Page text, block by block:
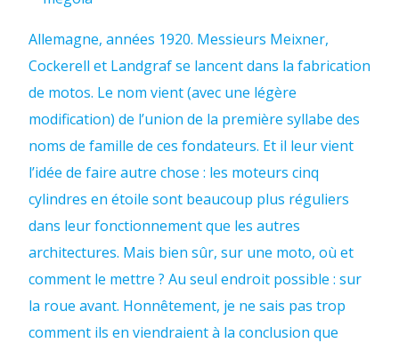
Allemagne, années 1920. Messieurs Meixner,
Cockerell et Landgraf se lancent dans la fabrication
de motos. Le nom vient (avec une légère
modification) de l’union de la première syllabe des
noms de famille de ces fondateurs. Et il leur vient
l’idée de faire autre chose : les moteurs cinq
cylindres en étoile sont beaucoup plus réguliers
dans leur fonctionnement que les autres
architectures. Mais bien sûr, sur une moto, où et
comment le mettre ? Au seul endroit possible : sur
la roue avant. Honnêtement, je ne sais pas trop
comment ils en viendraient à la conclusion que